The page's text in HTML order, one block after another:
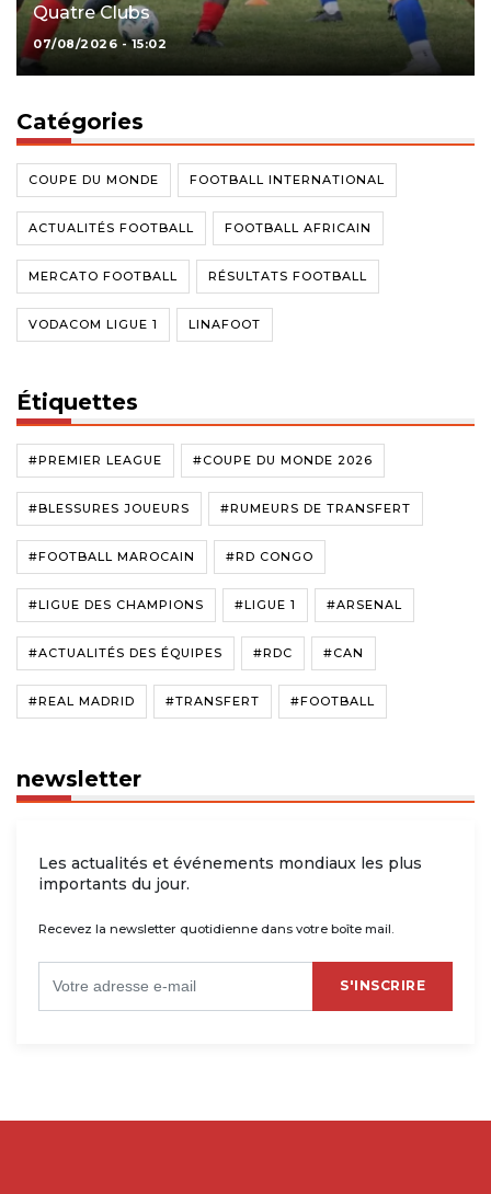
Quatre Clubs
07/08/2026 - 15:02
Catégories
COUPE DU MONDE FOOTBALL INTERNATIONAL
ACTUALITÉS FOOTBALL FOOTBALL AFRICAIN
MERCATO FOOTBALL RÉSULTATS FOOTBALL
VODACOM LIGUE 1 LINAFOOT
Étiquettes
#PREMIER LEAGUE #COUPE DU MONDE 2026
#BLESSURES JOUEURS #RUMEURS DE TRANSFERT
#FOOTBALL MAROCAIN #RD CONGO
#LIGUE DES CHAMPIONS #LIGUE 1 #ARSENAL
#ACTUALITÉS DES ÉQUIPES #RDC #CAN
#REAL MADRID #TRANSFERT #FOOTBALL
newsletter
Les actualités et événements mondiaux les plus
importants du jour.
Recevez la newsletter quotidienne dans votre boîte mail.
S'INSCRIRE